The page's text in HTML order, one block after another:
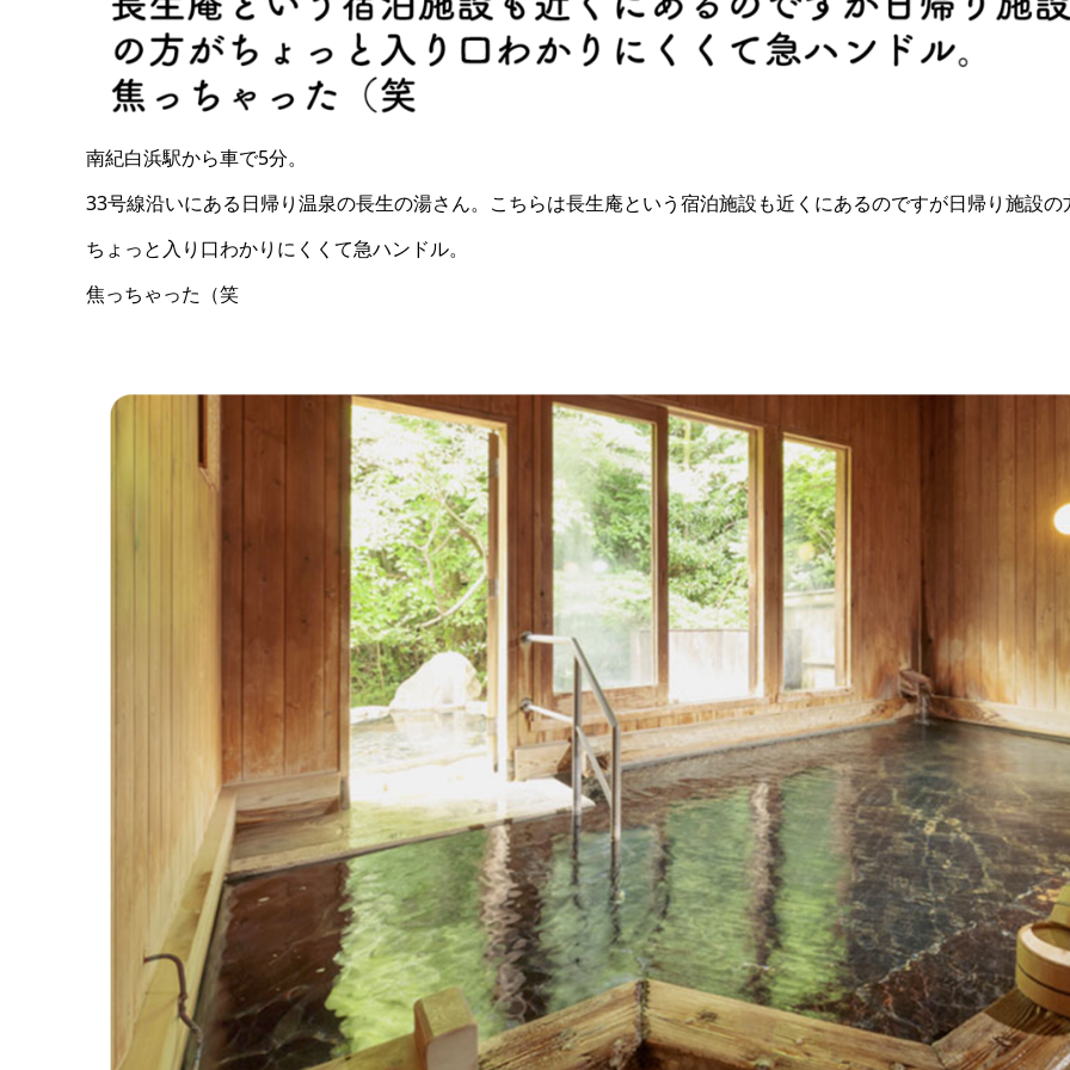
南紀白浜駅から車で5分。
33号線沿いにある日帰り温泉の長生の湯さん。こちらは長生庵という宿泊施設も近くにあるのですが日帰り施設の
ちょっと入り口わかりにくくて急ハンドル。
焦っちゃった（笑